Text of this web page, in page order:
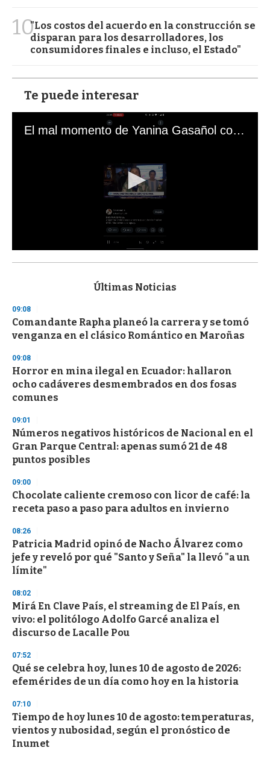
10"Los costos del acuerdo en la construcción se
disparan para los desarrolladores, los
consumidores finales e incluso, el Estado"
Te puede interesar
El mal momento de Yanina Gasañol con un hincha argentino en "Subrayado"
s
d
s
o
f
3
s
c
o
d
s
Últimas Noticias
09:08
Comandante Rapha planeó la carrera y se tomó
venganza en el clásico Romántico en Maroñas
09:08
Horror en mina ilegal en Ecuador: hallaron
ocho cadáveres desmembrados en dos fosas
comunes
09:01
Números negativos históricos de Nacional en el
Gran Parque Central: apenas sumó 21 de 48
puntos posibles
09:00
Chocolate caliente cremoso con licor de café: la
receta paso a paso para adultos en invierno
08:26
Patricia Madrid opinó de Nacho Álvarez como
jefe y reveló por qué "Santo y Seña" la llevó "a un
límite"
08:02
Mirá En Clave País, el streaming de El País, en
vivo: el politólogo Adolfo Garcé analiza el
discurso de Lacalle Pou
07:52
Qué se celebra hoy, lunes 10 de agosto de 2026:
efemérides de un día como hoy en la historia
07:10
Tiempo de hoy lunes 10 de agosto: temperaturas,
vientos y nubosidad, según el pronóstico de
Inumet